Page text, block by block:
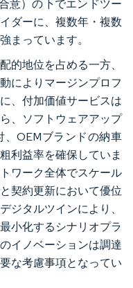
意）の下でエンドツー
ダーに、複数年・複数
まっています。
的地位を占める一方、
によりマージンプロフ
、付加価値サービスは
、ソフトウェアアップ
、OEMブランドの納車
利益率を確保していま
ワーク全体でスケール
契約更新において優位
ジタルツインにより、
小化するシナリオプラ
イノベーションは調達
な考慮事項となってい